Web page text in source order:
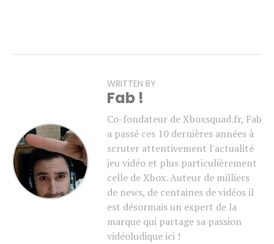
WRITTEN BY
Fab !
Co-fondateur de Xboxsquad.fr, Fab
a passé ces 10 dernières années à
scruter attentivement l'actualité
jeu vidéo et plus particulièrement
celle de Xbox. Auteur de milliers
de news, de centaines de vidéos il
est désormais un expert de la
marque qui partage sa passion
vidéoludique ici !